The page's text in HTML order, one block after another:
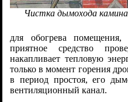
Чистка дымохода камина
для обогрева помещения,
приятное средство
накапливает тепловую
только в момент горения
в период простоя, его
вентиляционный канал.